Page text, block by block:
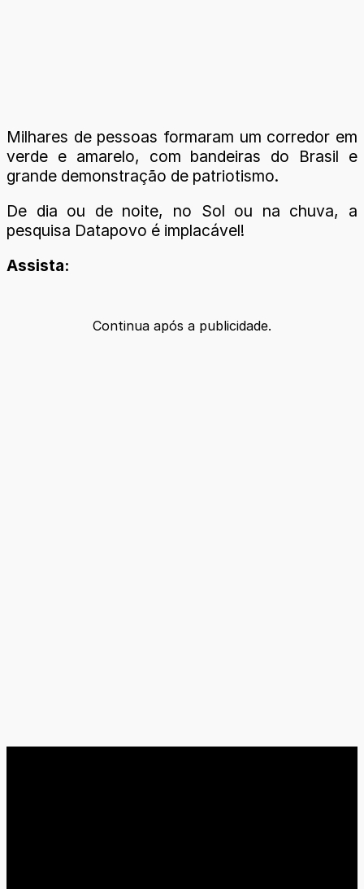
Milhares de pessoas formaram um corredor em
verde e amarelo, com bandeiras do Brasil e
grande demonstração de patriotismo.
De dia ou de noite, no Sol ou na chuva, a
pesquisa Datapovo é implacável!
Assista:
Continua após a publicidade.